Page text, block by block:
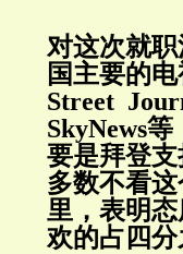
对这次就
国主要的
Street
SkyNews
要是拜登
多数不看
里，表明
欢的占四